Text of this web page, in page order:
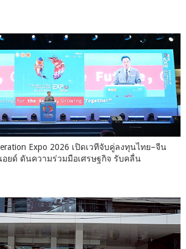
Expo 2026 เปิดเวทีจับคู่ลงทุนไทย–จีน
ยด์ ดันความร่วมมือเศรษฐกิจ รับคลื่น